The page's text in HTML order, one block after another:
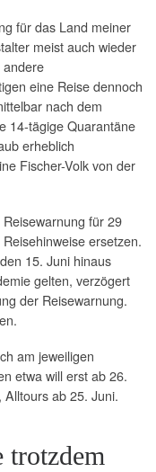
für das Land meiner
meist auch wieder
eine Reise dennoch
nach dem
14-tägige Quarantäne
erheblich
Fischer-Volk von der
für 29
ersetzen.
15. Juni hinaus
gelten, verzögert
der Reisewarnung.
am jeweiligen
etwa will erst ab 26.
Alltours ab 25. Juni.
trotzdem